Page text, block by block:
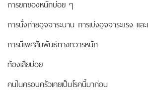
การยกของหนักบ่อย ๆ
การนั่งถ่ายอุจจาระนาน การเบ่งอุจจาระแรง แ
การมีเพศสัมพันธ์ทางทวารหนัก
ท้องเสียบ่อย
คนในครอบครัวเคยเป็นโรคนี้มาก่อน